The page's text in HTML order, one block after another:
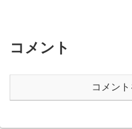
コメント
コメン